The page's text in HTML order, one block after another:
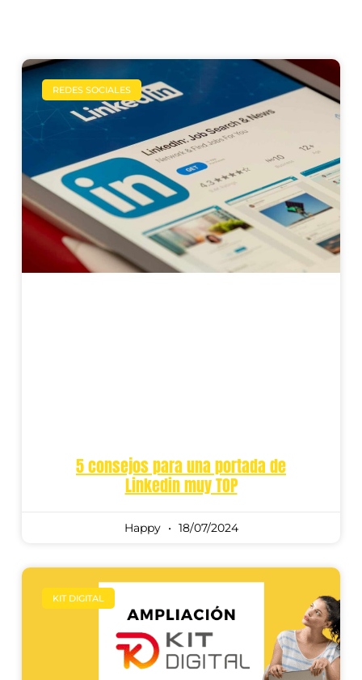
REDES SOCIALES
5 consejos para una portada de
Linkedin muy TOP
Happy 18/07/2024
KIT DIGITAL